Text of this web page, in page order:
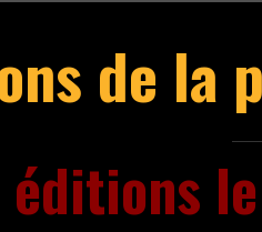
de la
éditions